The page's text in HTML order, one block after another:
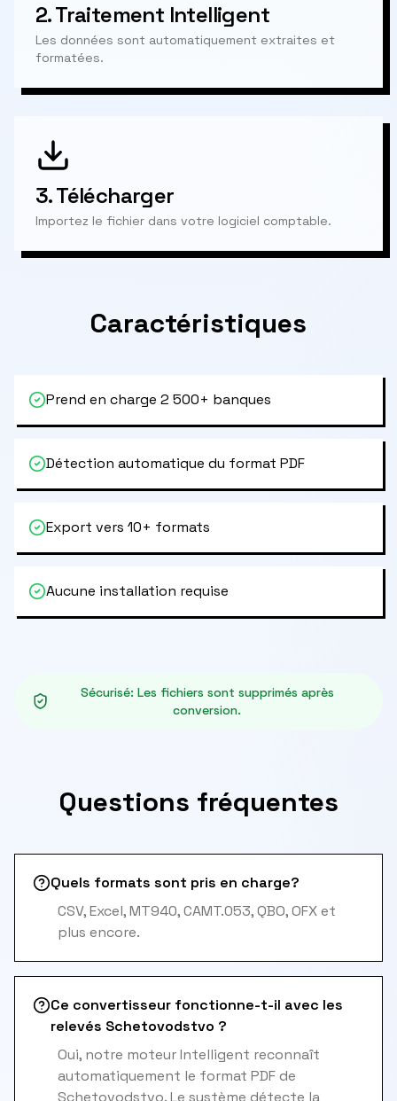
2.Traitement Intelligent
Les données sont automatiquement extraites et
formatées.
3.Télécharger
Importez le fichier dans votre logiciel comptable.
Caractéristiques
Prend en charge 2 500+ banques
Détection automatique du format PDF
Export vers 10+ formats
Aucune installation requise
Sécurisé: Les fichiers sont supprimés après
conversion.
Questions fréquentes
Quels formats sont pris en charge?
CSV, Excel, MT940, CAMT.053, QBO, OFX et
plus encore.
Ce convertisseur fonctionne-t-il avec les
relevés Schetovodstvo ?
Oui, notre moteur Intelligent reconnaît
automatiquement le format PDF de
Schetovodstvo. Le système détecte la